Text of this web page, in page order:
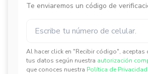
Te enviaremos un código de
Al hacer click en "Recibir código", aceptas
tus datos según nuestra autorización
que conoces nuestra Política de Privacidad.